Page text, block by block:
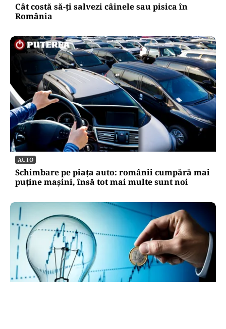
Cât costă să-ți salvezi câinele sau pisica în
România
AUTO
Schimbare pe piața auto: românii cumpără mai
puține mașini, însă tot mai multe sunt noi